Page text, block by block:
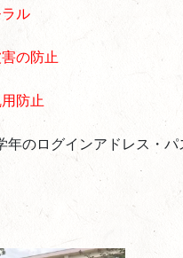
ル
の防止
防止
年のログインアドレス・